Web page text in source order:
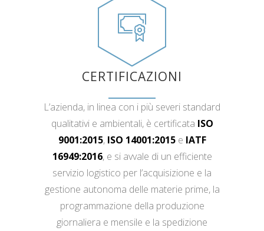
CERTIFICAZIONI
L’azienda, in linea con i più severi standard
qualitativi e ambientali, è certificata ISO
9001:2015, ISO 14001:2015e IATF
16949:2016, e si avvale di un efficiente
servizio logistico per l’acquisizione e la
gestione autonoma delle materie prime, la
programmazione della produzione
giornaliera e mensile e la spedizione